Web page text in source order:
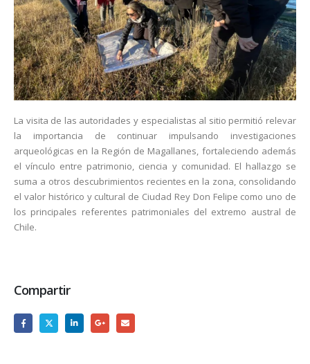
La visita de las autoridades y especialistas al sitio permitió relevar
la importancia de continuar impulsando investigaciones
arqueológicas en la Región de Magallanes, fortaleciendo además
el vínculo entre patrimonio, ciencia y comunidad. El hallazgo se
suma a otros descubrimientos recientes en la zona, consolidando
el valor histórico y cultural de Ciudad Rey Don Felipe como uno de
los principales referentes patrimoniales del extremo austral de
Chile.
Compartir